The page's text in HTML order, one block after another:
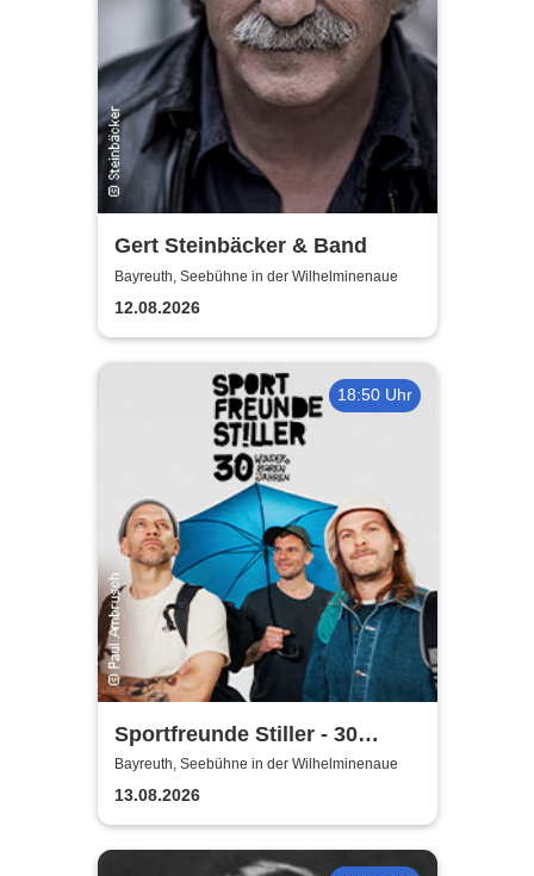
Gert Steinbäcker & Band
Bayreuth, Seebühne in der Wilhelminenaue
12.08.2026
18:50 Uhr
Sportfreunde Stiller - 30
wunderbaren Jahren
Bayreuth, Seebühne in der Wilhelminenaue
13.08.2026